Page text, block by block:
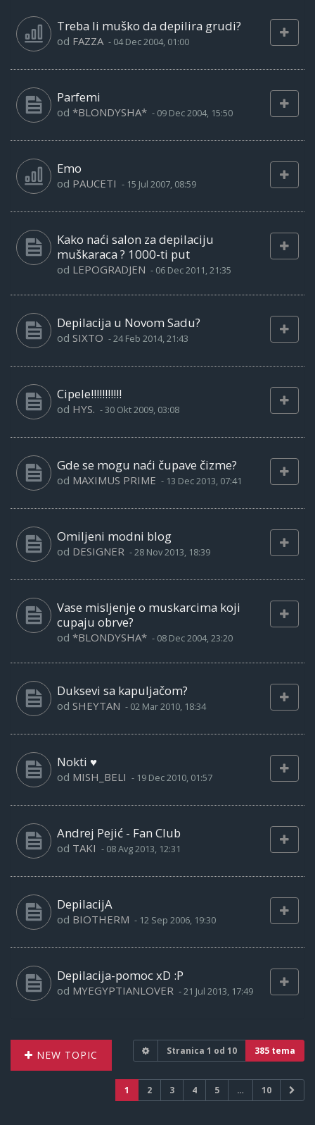
Treba li muško da depilira grudi?
od FAZZA - 04 Dec 2004, 01:00
Parfemi
od *BLONDYSHA* - 09 Dec 2004, 15:50
Emo
od PAUCETI - 15 Jul 2007, 08:59
Kako naći salon za depilaciju
muškaraca ? 1000-ti put
od LEPOGRADJEN - 06 Dec 2011, 21:35
Depilacija u Novom Sadu?
od SIXTO -24 Feb 2014, 21:43
Cipele!!!!!!!!!!!
od HYS. -30 Okt 2009, 03:08
Gde se mogu naći čupave čizme?
od MAXIMUS PRIME - 13 Dec 2013, 07:41
Omiljeni modni blog
od DESIGNER -28 Nov 2013, 18:39
Vase misljenje o muskarcima koji
cupaju obrve?
od *BLONDYSHA* - 08 Dec 2004, 23:20
Duksevi sa kapuljačom?
od SHEYTAN - 02 Mar 2010, 18:34
Nokti ♥
od MISH_BELI - 19 Dec 2010, 01:57
Andrej Pejić - Fan Club
od TAKI - 08 Avg 2013, 12:31
DepilacijA
od BIOTHERM - 12 Sep 2006, 19:30
Depilacija-pomoc xD :P
od MYEGYPTIANLOVER -21 Jul 2013, 17:49
NEW TOPIC Stranica 1 od 10 385 tema
1 2 3 4 5 … 10